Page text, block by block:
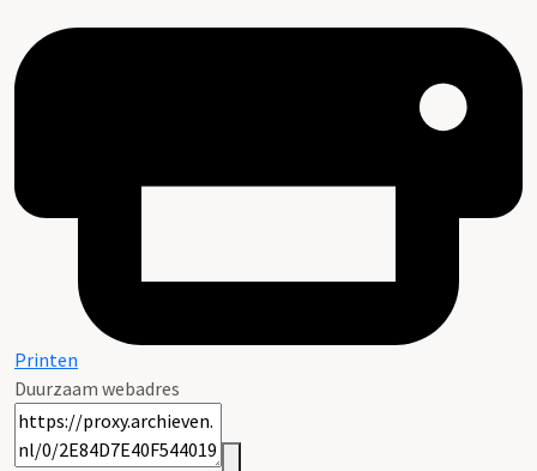
Printen
Duurzaam webadres